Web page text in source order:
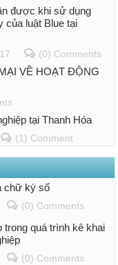
được khi sử dụng
của luật Blue tại
(0) Comments
VỀ HOẠT ĐỘNG
tại Thanh Hóa
(1) Comment
chữ ký số
(0) Comments
trong quá trình kê khai
(0) Comments